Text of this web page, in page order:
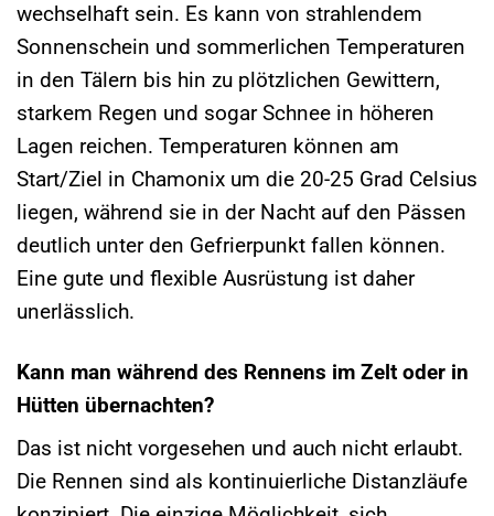
wechselhaft sein. Es kann von strahlendem
Sonnenschein und sommerlichen Temperaturen
in den Tälern bis hin zu plötzlichen Gewittern,
starkem Regen und sogar Schnee in höheren
Lagen reichen. Temperaturen können am
Start/Ziel in Chamonix um die 20-25 Grad Celsius
liegen, während sie in der Nacht auf den Pässen
deutlich unter den Gefrierpunkt fallen können.
Eine gute und flexible Ausrüstung ist daher
unerlässlich.
Kann man während des Rennens im Zelt oder in
Hütten übernachten?
Das ist nicht vorgesehen und auch nicht erlaubt.
Die Rennen sind als kontinuierliche Distanzläufe